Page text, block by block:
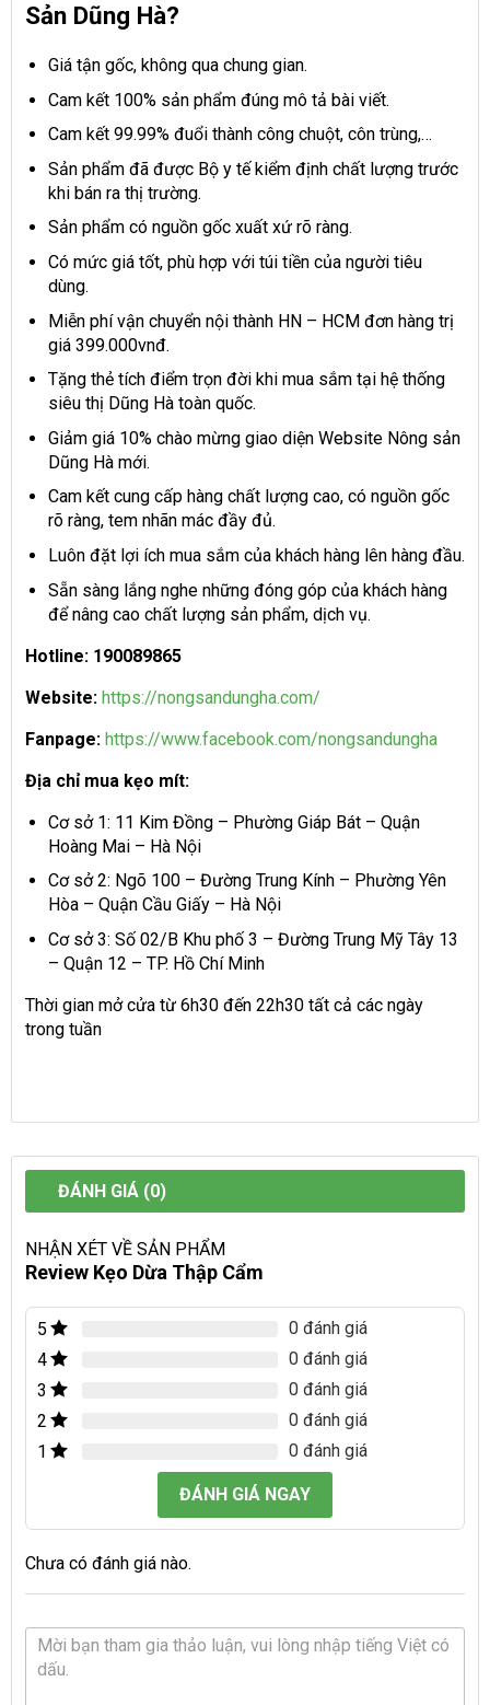
Sản Dũng Hà?
Giá tận gốc, không qua chung gian.
Cam kết 100% sản phẩm đúng mô tả bài viết.
Cam kết 99.99% đuổi thành công chuột, côn trùng,…
Sản phẩm đã được Bộ y tế kiểm định chất lượng trước
khi bán ra thị trường.
Sản phẩm có nguồn gốc xuất xứ rõ ràng.
Có mức giá tốt, phù hợp với túi tiền của người tiêu
dùng.
Miễn phí vận chuyển nội thành HN – HCM đơn hàng trị
giá 399.000vnđ.
Tặng thẻ tích điểm trọn đời khi mua sắm tại hệ thống
siêu thị Dũng Hà toàn quốc.
Giảm giá 10% chào mừng giao diện Website Nông sản
Dũng Hà mới.
Cam kết cung cấp hàng chất lượng cao, có nguồn gốc
rõ ràng, tem nhãn mác đầy đủ.
Luôn đặt lợi ích mua sắm của khách hàng lên hàng đầu.
Sẵn sàng lắng nghe những đóng góp của khách hàng
để nâng cao chất lượng sản phẩm, dịch vụ.
Hotline: 190089865
Website: https://nongsandungha.com/
Fanpage: https://www.facebook.com/nongsandungha
Địa chỉ mua kẹo mít:
Cơ sở 1: 11 Kim Đồng – Phường Giáp Bát – Quận
Hoàng Mai – Hà Nội
Cơ sở 2: Ngõ 100 – Đường Trung Kính – Phường Yên
Hòa – Quận Cầu Giấy – Hà Nội
Cơ sở 3: Số 02/B Khu phố 3 – Đường Trung Mỹ Tây 13
– Quận 12 – TP. Hồ Chí Minh
Thời gian mở cửa từ 6h30 đến 22h30 tất cả các ngày
trong tuần
ĐÁNH GIÁ (0)
NHẬN XÉT VỀ SẢN PHẨM
Review Kẹo Dừa Thập Cẩm
5
0 đánh giá
4
0 đánh giá
3
0 đánh giá
2
0 đánh giá
1
0 đánh giá
ĐÁNH GIÁ NGAY
Chưa có đánh giá nào.